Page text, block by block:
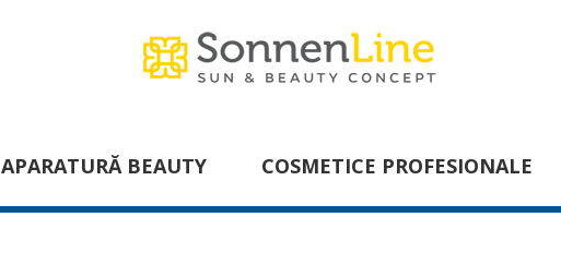
APARATURĂ BEAUTY COSMETICE PROFESIONALE